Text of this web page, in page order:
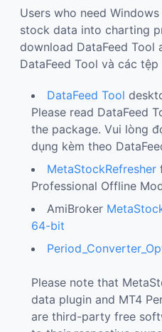
Users who need
stock data into charting
download DataFeed Tool
DataFeed Tool và các
DataFeed Tool
Please read DataFeed
the package. Vui lòng
dụng kèm theo
MetaStockRefresher
Professional Offline
AmiBroker
64-bit
Please note that
data plugin and MT4
are third-party free